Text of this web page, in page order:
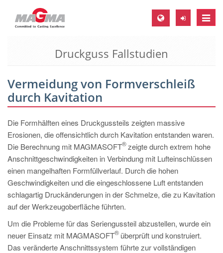
Toggle
MAGMA Europa, Deutschland
EN
CS
MAGMA Nordamerika, USA
EN
ES
MAGMA Asien-Pazifik, Singapur
MAGMA Südamerika, Brasilien
PT
ES
Druckguss Fallstudien
Vermeidung von Formverschleiß
durch Kavitation
Die Formhälften eines Druckgussteils zeigten massive
Erosionen, die offensichtlich durch Kavitation entstanden waren.
Die Berechnung mit MAGMASOFT
®zeigte durch extrem hohe
Anschnittgeschwindigkeiten in Verbindung mit Lufteinschlüssen
einen mangelhaften Formfüllverlauf. Durch die hohen
Geschwindigkeiten und die eingeschlossene Luft entstanden
schlagartig Druckänderungen in der Schmelze, die zu Kavitation
auf der Werkzeugoberfläche führten.
Um die Probleme für das Seriengussteil abzustellen, wurde ein
neuer Einsatz mit MAGMASOFT
®überprüft und konstruiert.
Das veränderte Anschnittssystem führte zur vollständigen